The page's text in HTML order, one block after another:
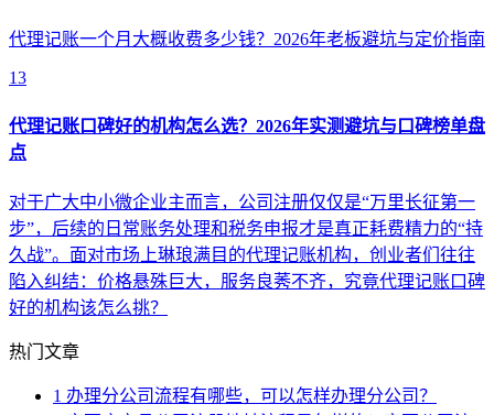
代理记账一个月大概收费多少钱？2026年老板避坑与定价指南
13
代理记账口碑好的机构怎么选？2026年实测避坑与口碑榜单盘
点
对于广大中小微企业主而言，公司注册仅仅是“万里长征第一
步”，后续的日常账务处理和税务申报才是真正耗费精力的“持
久战”。面对市场上琳琅满目的代理记账机构，创业者们往往
陷入纠结：价格悬殊巨大，服务良莠不齐，究竟代理记账口碑
好的机构该怎么挑？
热门文章
1 办理分公司流程有哪些，可以怎样办理分公司？